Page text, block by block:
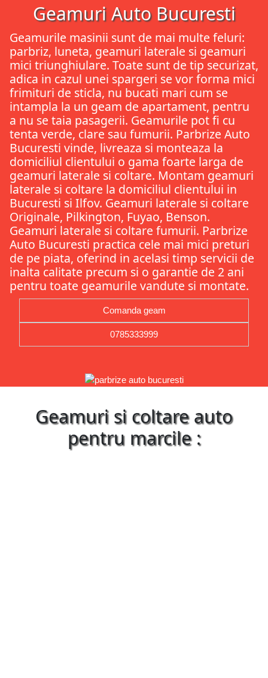
Geamuri Auto Bucuresti
Geamurile masinii sunt de mai multe feluri:
parbriz, luneta, geamuri laterale si geamuri
mici triunghiulare. Toate sunt de tip securizat,
adica in cazul unei spargeri se vor forma mici
frimituri de sticla, nu bucati mari cum se
intampla la un geam de apartament, pentru
a nu se taia pasagerii. Geamurile pot fi cu
tenta verde, clare sau fumurii. Parbrize Auto
Bucuresti vinde, livreaza si monteaza la
domiciliul clientului o gama foarte larga de
geamuri laterale si coltare. Montam geamuri
laterale si coltare la domiciliul clientului in
Bucuresti si Ilfov. Geamuri laterale si coltare
Originale, Pilkington, Fuyao, Benson.
Geamuri laterale si coltare fumurii. Parbrize
Auto Bucuresti practica cele mai mici preturi
de pe piata, oferind in acelasi timp servicii de
inalta calitate precum si o garantie de 2 ani
pentru toate geamurile vandute si montate.
Comanda geam
0785333999
Geamuri si coltare auto
pentru marcile :